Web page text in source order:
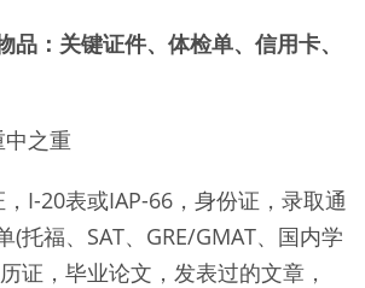
品：关键证件、体检单、信用卡、
之重
I-20表或IAP-66，身份证，录取通
(托福、SAT、GRE/GMAT、国内学
证，毕业论文，发表过的文章，